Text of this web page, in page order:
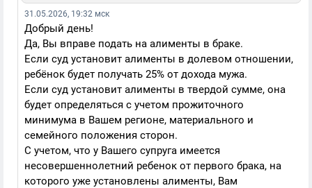
31.05.2026, 19:32 мск
Добрый день!
Да, Вы вправе подать на алименты в браке.
Если суд установит алименты в долевом отношении,
ребёнок будет получать 25% от дохода мужа.
Если суд установит алименты в твердой сумме, она
будет определяться с учетом прожиточного
минимума в Вашем регионе, материального и
семейного положения сторон.
С учетом, что у Вашего супруга имеется
несовершеннолетний ребенок от первого брака, на
которого уже установлены алименты, Вам